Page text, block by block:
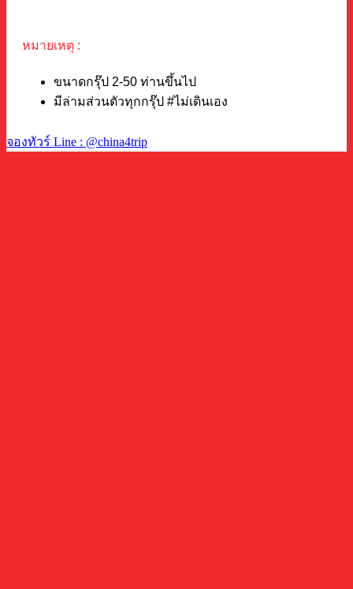
หมายเหตุ :
ขนาดกรุ๊ป 2-50 ท่านขึ้นไป
มีล่ามส่วนตัวทุกกรุ๊ป #ไม่เดินเอง
จองทัวร์ Line : @china4trip